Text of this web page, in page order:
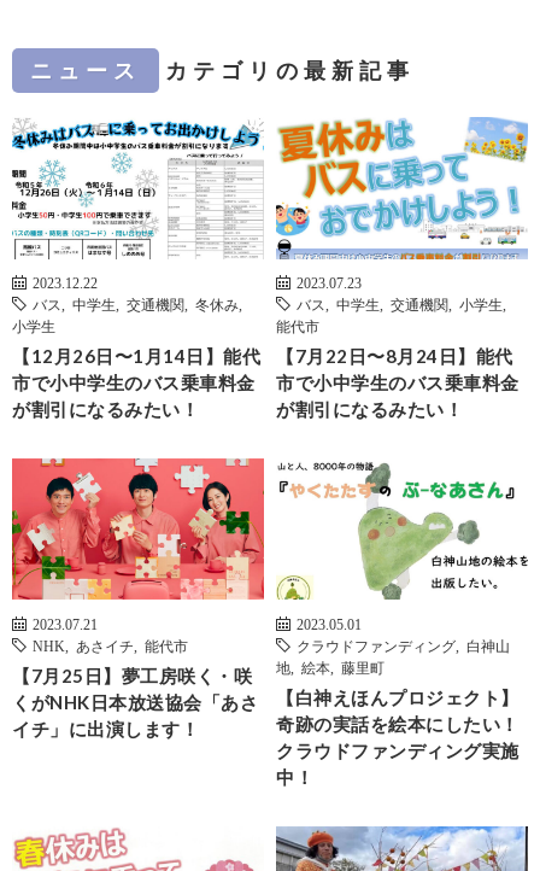
ニュース カテゴリの最新記事
2023.12.22
バス
中学生 交通機関 冬休み
小学生
【12月26日〜1月14日】能代
市で小中学生のバス乗車料金
が割引になるみたい！
2023.07.23
バス
中学生 交通機関 小学生
能代市
【7月22日〜8月24日】能代
市で小中学生のバス乗車料金
が割引になるみたい！
2023.07.21
NHK
あさイチ 能代市
【7月25日】夢工房咲く・咲
くがNHK日本放送協会「あさ
イチ」に出演します！
2023.05.01
クラウドファンディング
白神山
地
絵本 藤里町
【白神えほんプロジェクト】
奇跡の実話を絵本にしたい！
クラウドファンディング実施
中！